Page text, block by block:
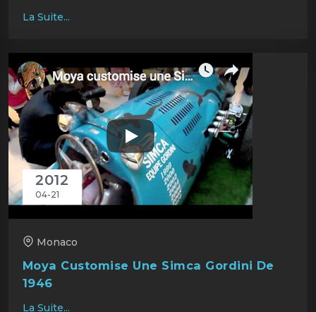
La Suite...
2012
04-21
Monaco
Moya Customise Une Simca Gordini De
1946
La Suite...